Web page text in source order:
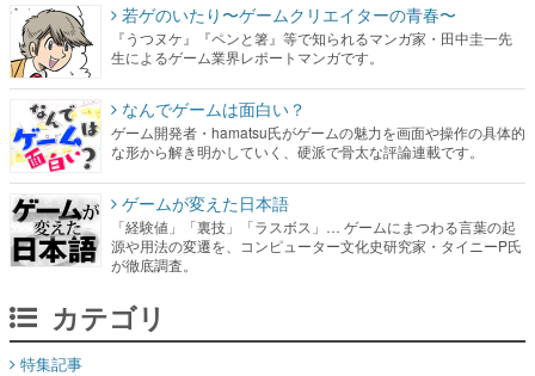
若ゲのいたり〜ゲームクリエイターの青春〜
『うつヌケ』『ペンと箸』等で知られるマンガ家・田中圭一先
生によるゲーム業界レポートマンガです。
なんでゲームは面白い？
ゲーム開発者・hamatsu氏がゲームの魅力を画面や操作の具体的
な形から解き明かしていく、硬派で骨太な評論連載です。
ゲームが変えた日本語
「経験値」「裏技」「ラスボス」… ゲームにまつわる言葉の起
源や用法の変遷を、コンピューター文化史研究家・タイニーP氏
が徹底調査。
カテゴリ
特集記事